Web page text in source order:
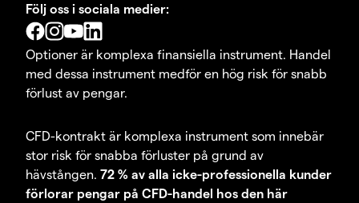
Följ oss i sociala medier:
Optioner är komplexa finansiella instrument. Handel
med dessa instrument medför en hög risk för snabb
förlust av pengar.
CFD-kontrakt är komplexa instrument som innebär
stor risk för snabba förluster på grund av
hävstången. 72 % av alla icke-professionella kunder
förlorar pengar på CFD-handel hos den här